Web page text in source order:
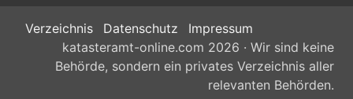
Verzeichnis Datenschutz
Impressum
katasteramt-online.com 2026 · Wir sind keine
Behörde, sondern ein privates Verzeichnis aller
relevanten Behörden.